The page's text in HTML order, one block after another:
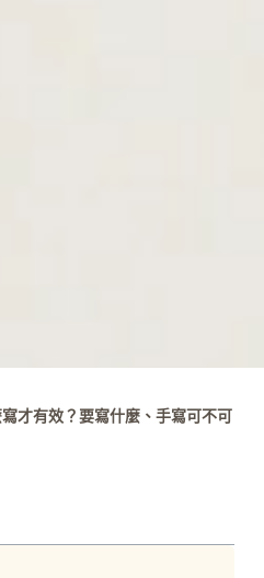
才有效？要寫什麼、手寫可不可